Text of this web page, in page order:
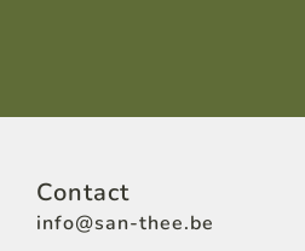
Contact
info@san-thee.be